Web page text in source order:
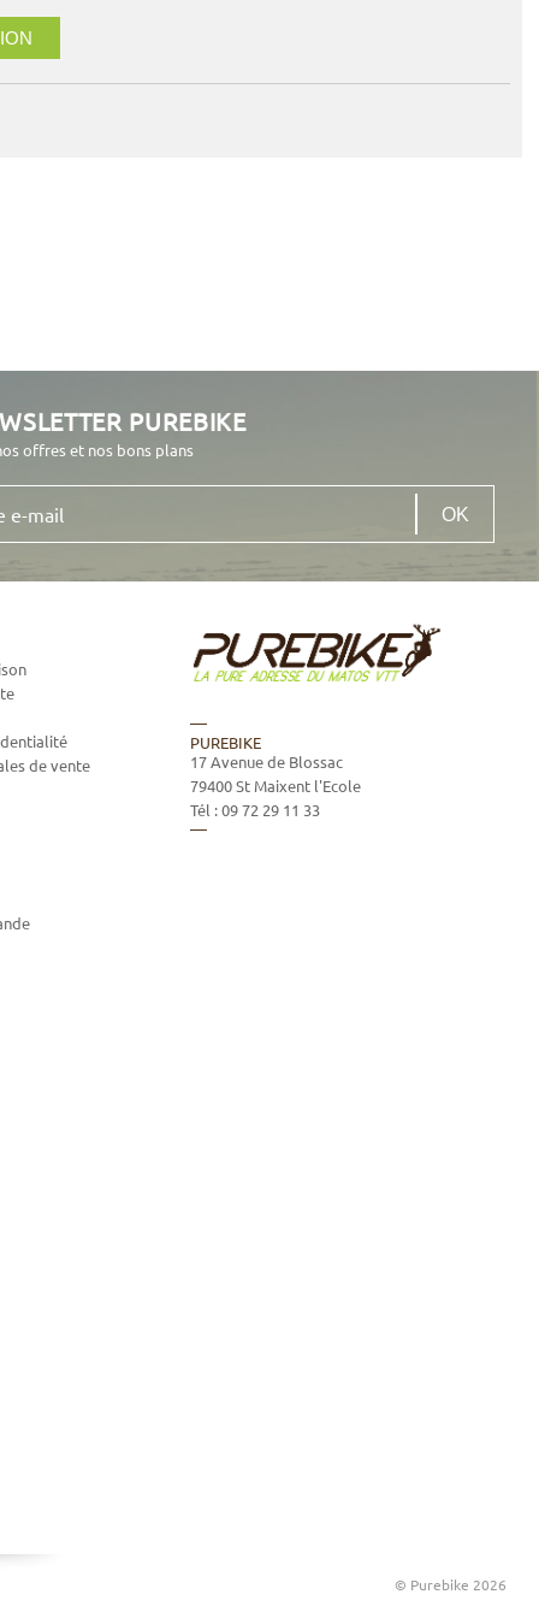
PUREBIKE
offres et nos bons plans
de vente
PUREBIKE
17 Avenue de Blossac
79400St Maixent l'Ecole
Tél :09 72 29 11 33
© Purebike 2026